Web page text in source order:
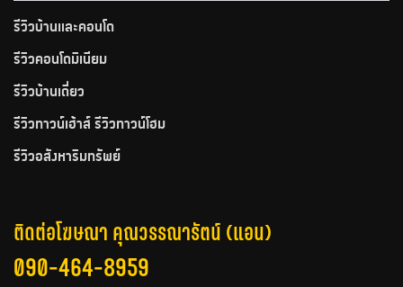
รีวิวบ้านและคอนโด
รีวิวคอนโดมิเนียม
รีวิวบ้านเดี่ยว
รีวิวทาวน์เฮ้าส์ รีวิวทาวน์โฮม
รีวิวอสังหาริมทรัพย์
ติดต่อโฆษณา คุณวรรณารัตน์ (แอน)
090-464-8959